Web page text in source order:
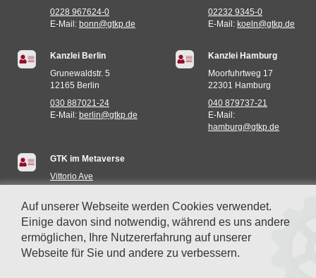
0228 967624-0
E-Mail: bonn@gtkp.de
02232 9345-0
E-Mail: koeln@gtkp.de
Kanzlei Berlin
Grunewaldstr. 5
12165 Berlin
030 887021-24
E-Mail: berlin@gtkp.de
Kanzlei Hamburg
Moorfuhrtweg 17
22301 Hamburg
040 879737-21
E-Mail:
hamburg@gtkp.de
GTK im Metaverse
Vittorio Ave
Auf unserer Webseite werden Cookies verwendet.
Einige davon sind notwendig, während es uns andere
ermöglichen, Ihre Nutzererfahrung auf unserer
Webseite für Sie und andere zu verbessern.